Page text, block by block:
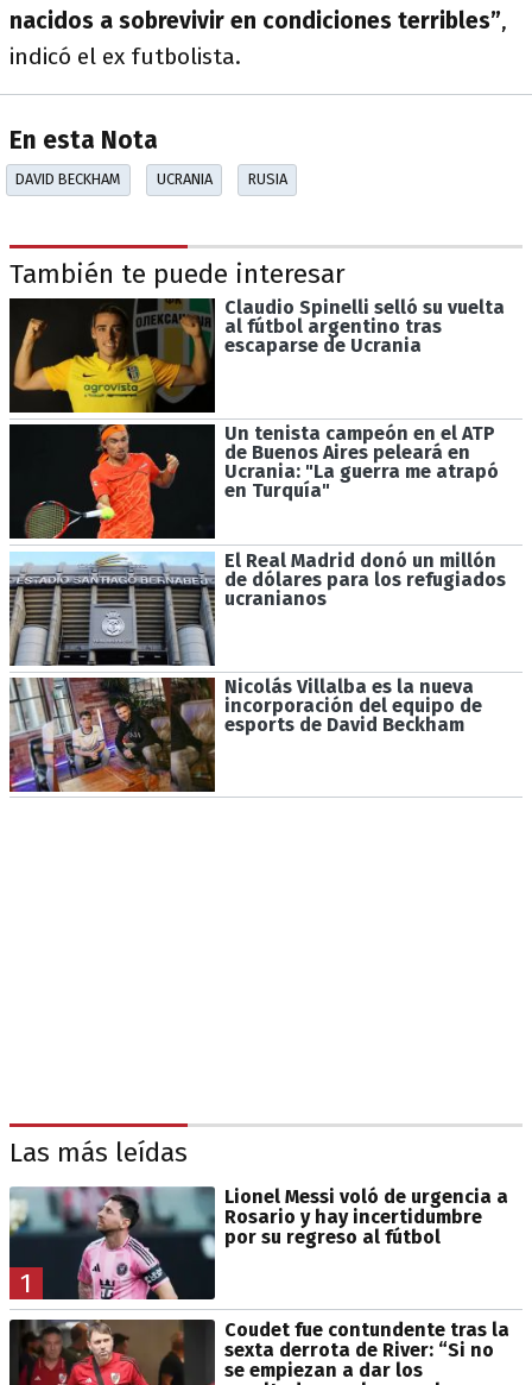
nacidos a sobrevivir en condiciones terribles”,
indicó el ex futbolista.
En esta Nota
DAVID BECKHAM UCRANIA RUSIA
También te puede interesar
Claudio Spinelli selló su vuelta
al fútbol argentino tras
escaparse de Ucrania
Un tenista campeón en el ATP
de Buenos Aires peleará en
Ucrania: "La guerra me atrapó
en Turquía"
El Real Madrid donó un millón
de dólares para los refugiados
ucranianos
Nicolás Villalba es la nueva
incorporación del equipo de
esports de David Beckham
Las más leídas
1
Lionel Messi voló de urgencia a
Rosario y hay incertidumbre
por su regreso al fútbol
Coudet fue contundente tras la
sexta derrota de River: “Si no
se empiezan a dar los